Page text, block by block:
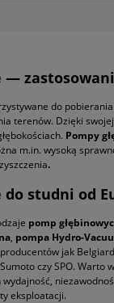
—
do
terenów. Dzięki
Pompy
m.in. wysoką
.
do studni od
pomp
, pompa Hydro-
jak
czy SPO. Warto
eksploatacji.